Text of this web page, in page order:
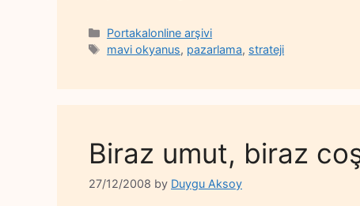
Categories
Portakalonline arşivi
Tags
mavi okyanus, pazarlama, strateji
Biraz umut, biraz
27/12/2008 by Duygu Aksoy